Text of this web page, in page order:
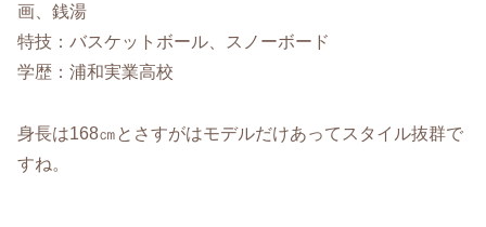
画、銭湯
特技：バスケットボール、スノーボード
学歴：浦和実業高校
身長は168㎝とさすがはモデルだけあってスタイル抜群で
すね。